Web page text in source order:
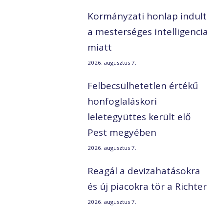
Kormányzati honlap indult
a mesterséges intelligencia
miatt
2026. augusztus 7.
Felbecsülhetetlen értékű
honfoglaláskori
leletegyüttes került elő
Pest megyében
2026. augusztus 7.
Reagál a devizahatásokra
és új piacokra tör a Richter
2026. augusztus 7.